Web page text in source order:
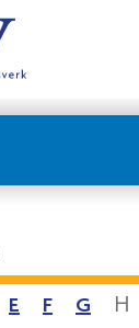
E F G H